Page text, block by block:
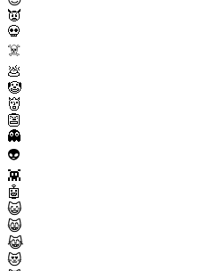
👿
💀
☠️
💩
🤡
👹
👺
👻
👽
👾
🤖
😺
😸
😹
😻